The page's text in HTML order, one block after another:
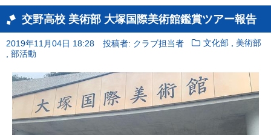
交野高校 美術部 大塚国際美術館鑑賞ツアー報告
2019年11月04日 18:28 投稿者: クラブ担当者 文化部 , 美術部
, 部活動